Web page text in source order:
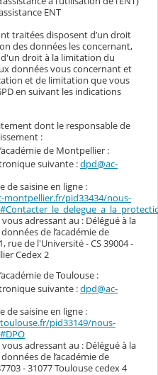
ENT
traitées disposent d’un droit
des données les concernant,
droit à la limitation du
données vous concernant et
et de limitation que vous
en suivant les indications
dont le responsable de
:
de Montpellier :
suivante :dpd@ac-
de saisine en ligne :
montpellier.fr/pid33434/nous-
adressant au : Délégué à la
de l’académie de
rue de l'Université - CS 39004 -
Cedex 2
de Toulouse :
suivante :dpd@ac-
de saisine en ligne :
pid33149/nous-
adressant au : Délégué à la
de l’académie de
- 31077 Toulouse cedex 4